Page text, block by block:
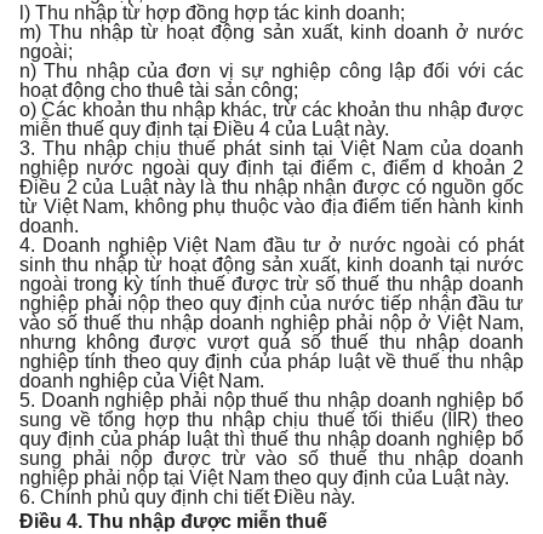
l) Thu nhập từ hợp đồng hợp tác kinh doanh;
m) Thu nhập từ hoạt động sản xuất, kinh doanh ở nước
ngoài;
n) Thu nhập của đơn vị sự nghiệp công lập đối với các
hoạt động cho thuê tài sản công;
o) Các khoản thu nhập khác, trừ các khoản thu nhập được
miễn thuế quy định tại Điều 4 của Luật này.
3. Thu nhập chịu thuế phát sinh tại Việt Nam của doanh
nghiệp nước ngoài quy định tại điểm c, điểm d khoản 2
Điều 2 của Luật này là thu nhập nhận được có nguồn gốc
từ Việt Nam, không phụ thuộc vào địa điểm tiến hành kinh
doanh.
4. Doanh nghiệp Việt Nam đầu tư ở nước ngoài có phát
sinh thu nhập từ hoạt động sản xuất, kinh doanh tại nước
ngoài trong kỳ tính thuế được trừ số thuế thu nhập doanh
nghiệp phải nộp theo quy định của nước tiếp nhận đầu tư
vào số thuế thu nhập doanh nghiệp phải nộp ở Việt Nam,
nhưng không được vượt quá số thuế thu nhập doanh
nghiệp tính theo quy định của pháp luật về thuế thu nhập
doanh nghiệp của Việt Nam.
5. Doanh nghiệp phải nộp thuế thu nhập doanh nghiệp bổ
sung về tổng hợp thu nhập chịu thuế tối thiểu (IIR) theo
quy định của pháp luật thì thuế thu nhập doanh nghiệp bổ
sung phải nộp được trừ vào số thuế thu nhập doanh
nghiệp phải nộp tại Việt Nam theo quy định của Luật này.
6. Chính phủ quy định chi tiết Điều này.
Điều 4. Thu nhập được miễn thuế